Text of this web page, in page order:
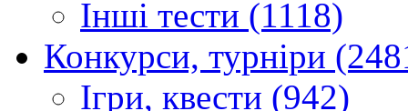
Інші тести (1118)
Конкурси, турніри
Ігри, квести (942)